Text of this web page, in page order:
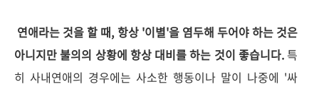
연애라는 것을 할 때, 항상 '이별'을 염두해 두어야 하는 것은
아니지만 불의의 상황에 항상 대비를 하는 것이 좋습니다.특
히 사내연애의 경우에는 사소한 행동이나 말이 나중에 '싸